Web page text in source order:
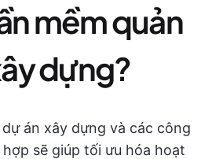
mềm quản
dựng?
án xây dựng và các công
sẽ giúp tối ưu hóa hoạt